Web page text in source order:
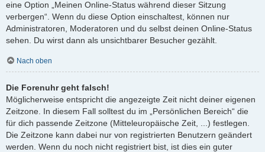
eine Option „Meinen Online-Status während dieser Sitzung
verbergen“. Wenn du diese Option einschaltest, können nur
Administratoren, Moderatoren und du selbst deinen Online-Status
sehen. Du wirst dann als unsichtbarer Besucher gezählt.
Nach oben
Die Forenuhr geht falsch!
Möglicherweise entspricht die angezeigte Zeit nicht deiner eigenen
Zeitzone. In diesem Fall solltest du im „Persönlichen Bereich“ die
für dich passende Zeitzone (Mitteleuropäische Zeit, ...) festlegen.
Die Zeitzone kann dabei nur von registrierten Benutzern geändert
werden. Wenn du noch nicht registriert bist, ist dies ein guter